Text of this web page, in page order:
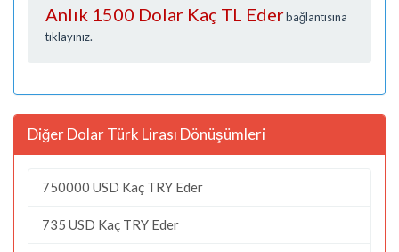
Anlık 1500 Dolar Kaç TL Ederbağlantısına
tıklayınız.
Diğer Dolar Türk Lirası Dönüşümleri
750000 USD Kaç TRY Eder
735 USD Kaç TRY Eder